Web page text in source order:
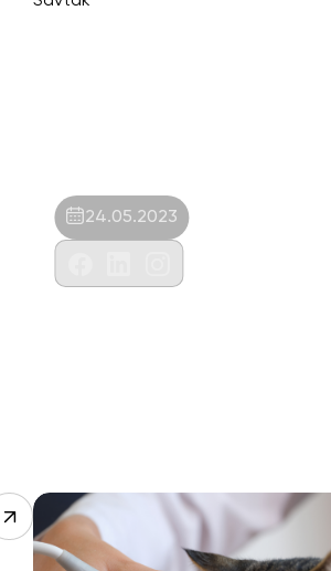
24.05.2023